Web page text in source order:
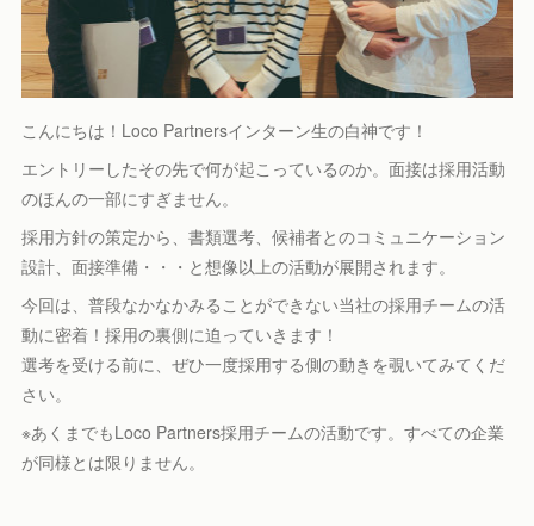
こんにちは！Loco Partnersインターン生の白神です！
エントリーしたその先で何が起こっているのか。面接は採用活動
のほんの一部にすぎません。
採用方針の策定から、書類選考、候補者とのコミュニケーション
設計、面接準備・・・と想像以上の活動が展開されます。
今回は、普段なかなかみることができない当社の採用チームの活
動に密着！採用の裏側に迫っていきます！
選考を受ける前に、ぜひ一度採用する側の動きを覗いてみてくだ
さい。
※あくまでもLoco Partners採用チームの活動です。すべての企業
が同様とは限りません。